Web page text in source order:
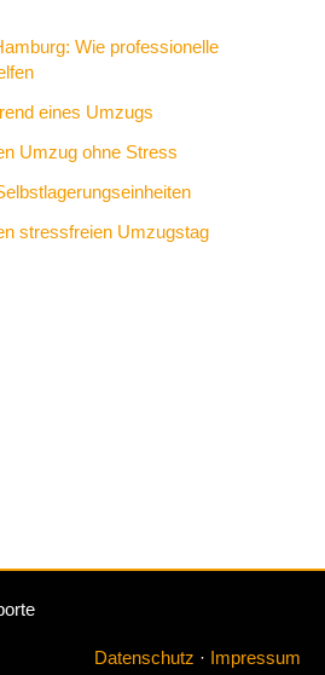
Wie professionelle
eines Umzugs
Umzug ohne Stress
stressfreien Umzugstag
Datenschutz · Impressum